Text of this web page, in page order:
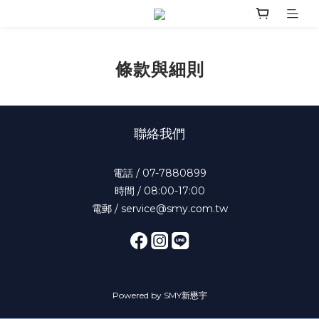
條款與細則
聯絡我們
電話 / 07-7880899
時間 / 08:00-17:00
電郵 / service@smy.com.tw
Powered by SMY新懋宇